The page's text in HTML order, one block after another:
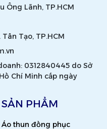
Ông Lãnh, TP.HCM
Tạo, TP.HCM
0312840445 do Sở
Chí Minh cấp ngày
SẢN PHẨM
Áo thun đồng phục